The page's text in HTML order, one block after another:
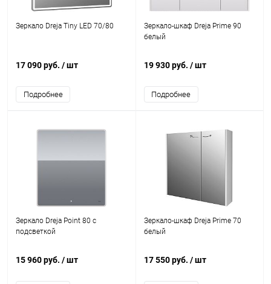
Зеркало Dreja Tiny LED 70/80
17 090 руб. / шт
Подробнее
Зеркало-шкаф Dreja Prime 90
белый
19 930 руб. / шт
Подробнее
Зеркало Dreja Point 80 c
подсветкой
15 960 руб. / шт
Зеркало-шкаф Dreja Prime 70
белый
17 550 руб. / шт